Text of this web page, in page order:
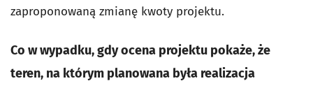
zaproponowaną zmianę kwoty projektu.
Co w wypadku, gdy ocena projektu pokaże, że
teren, na którym planowana była realizacja